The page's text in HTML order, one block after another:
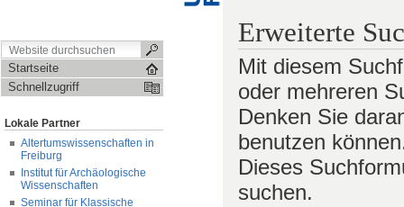
Startseite
Schnellzugriff
Lokale Partner
Altertumswissenschaften in
Freiburg
Institut für Archäologische
Wissenschaften
Seminar für Klassische
Erweiterte
Mit diesem
oder mehreren
Denken Sie
benutzen
Dieses
suchen.